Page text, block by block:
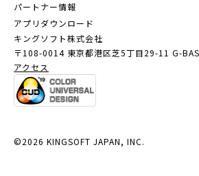
パートナー情報
アプリダウンロード
キングソフト株式会社
〒108-0014 東京都港区芝5丁目29-11 G-
アクセス
©2026 KINGSOFT JAPAN, INC.